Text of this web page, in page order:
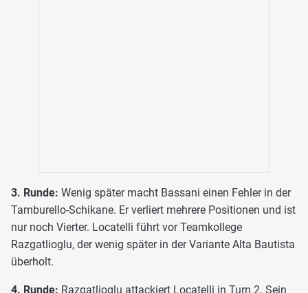
3. Runde: Wenig später macht Bassani einen Fehler in der
Tamburello-Schikane. Er verliert mehrere Positionen und ist
nur noch Vierter. Locatelli führt vor Teamkollege
Razgatlioglu, der wenig später in der Variante Alta Bautista
überholt.
4. Runde: Razgatlioglu attackiert Locatelli in Turn 2. Sein